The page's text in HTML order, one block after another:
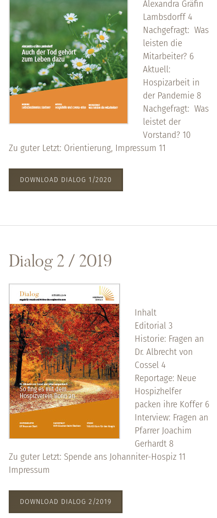
Alexandra Gräfin
Lambsdorff 4
Nachgefragt: Was
leisten die
Mitarbeiter? 6
Aktuell:
Hospizarbeit in
der Pandemie 8
Nachgefragt: Was
leistet der
Vorstand? 10
Zu guter Letzt: Orientierung, Impressum 11
DOWNLOAD DIALOG 1/2020
Dialog 2 / 2019
Inhalt
Editorial 3
Historie: Fragen an
Dr. Albrecht von
Cossel 4
Reportage: Neue
Hospizhelfer
packen ihre Koffer 6
Interview: Fragen an
Pfarrer Joachim
Gerhardt 8
Zu guter Letzt: Spende ans Johanniter-Hospiz 11
Impressum
DOWNLOAD DIALOG 2/2019